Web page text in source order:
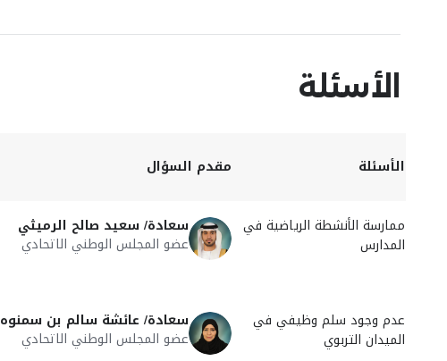
الأسئلة
الأسئلة مقدم السؤال
ممارسة الأنشطة الرياضية في
المدارس
سعادة/ سعيد صالح الرميثي
عضو المجلس الوطني الاتحادي
عدم وجود سلم وظيفي في
الميدان التربوي
سعادة/ عائشة سالم بن سمنوه
عضو المجلس الوطني الاتحادي